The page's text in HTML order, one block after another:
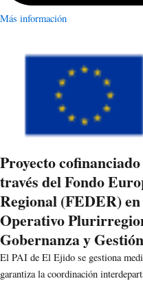
Más información
Proyecto
través del Fondo
Regional (FEDER)
Operativo
Gobernanza y Gestión
El PAI de El Ejido se gestiona
garantiza la coordinación